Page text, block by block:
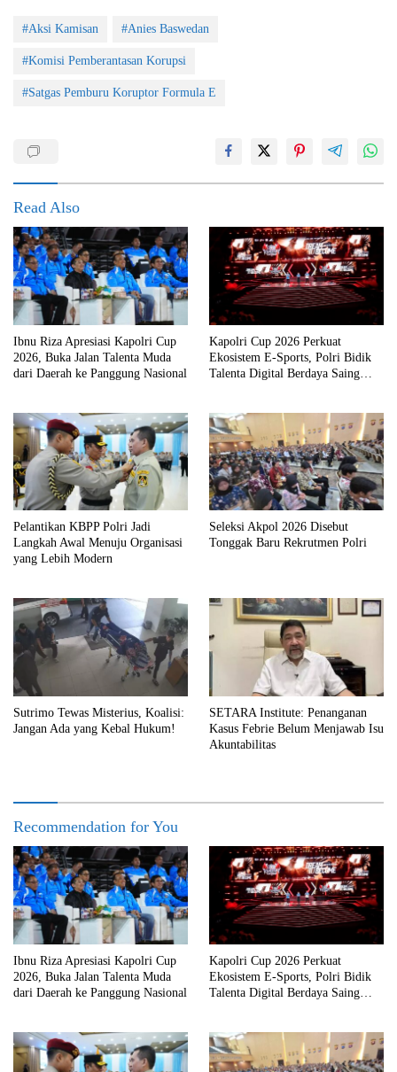
#Aksi Kamisan #Anies Baswedan
#Komisi Pemberantasan Korupsi
#Satgas Pemburu Koruptor Formula E
Read Also
Ibnu Riza Apresiasi Kapolri Cup
2026, Buka Jalan Talenta Muda
dari Daerah ke Panggung Nasional
Kapolri Cup 2026 Perkuat
Ekosistem E-Sports, Polri Bidik
Talenta Digital Berdaya Saing
Pelantikan KBPP Polri Jadi
Langkah Awal Menuju Organisasi
yang Lebih Modern
Seleksi Akpol 2026 Disebut
Tonggak Baru Rekrutmen Polri
Sutrimo Tewas Misterius, Koalisi:
Jangan Ada yang Kebal Hukum!
SETARA Institute: Penanganan
Kasus Febrie Belum Menjawab Isu
Akuntabilitas
Recommendation for You
Ibnu Riza Apresiasi Kapolri Cup
2026, Buka Jalan Talenta Muda
dari Daerah ke Panggung Nasional
Kapolri Cup 2026 Perkuat
Ekosistem E-Sports, Polri Bidik
Talenta Digital Berdaya Saing